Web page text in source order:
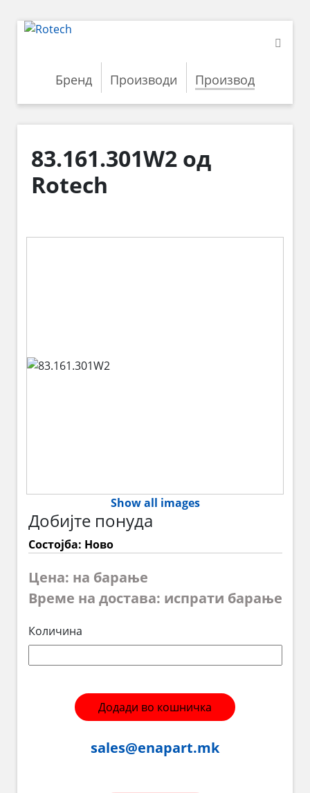
Бренд Производи Производ
83.161.301W2 од
Rotech
Show all images
Добијте понуда
Состојба: Ново
Цена: на барање
Време на достава: испрати барање
Количина
Додади во кошничка
sales@enapart.mk